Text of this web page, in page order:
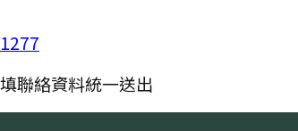
聯絡資料統一送出